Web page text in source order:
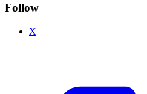
Follow
X